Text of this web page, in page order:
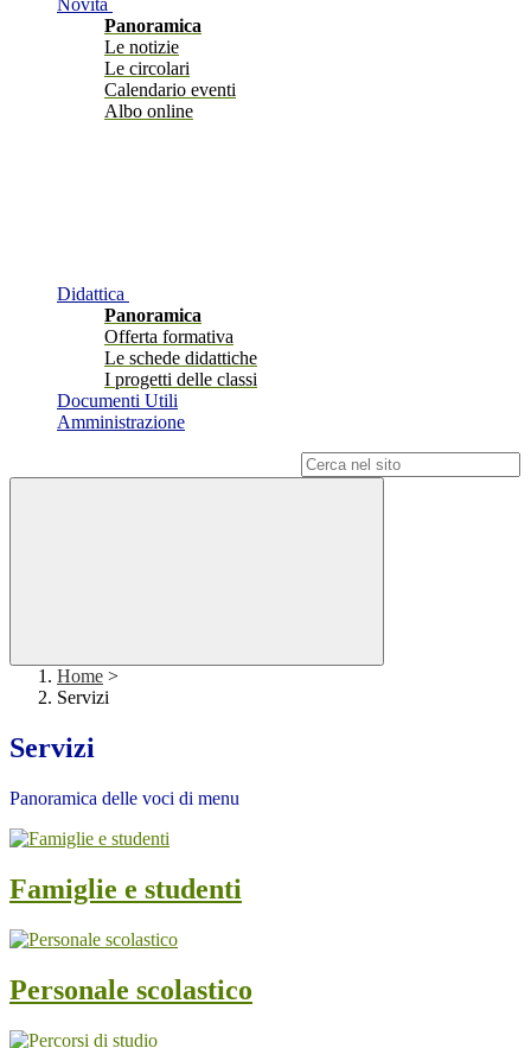
Novità
Panoramica
Le notizie
Le circolari
Calendario eventi
Albo online
Didattica
Panoramica
Offerta formativa
Le schede didattiche
I progetti delle classi
Documenti Utili
Amministrazione
Home >
Servizi
Servizi
Panoramica delle voci di menu
Famiglie e studenti
Personale scolastico